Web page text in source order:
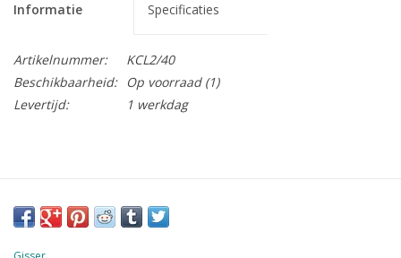
Informatie Specificaties
Artikelnummer:
KCL2/40
Beschikbaarheid:
Op voorraad(1)
Levertijd:
1 werkdag